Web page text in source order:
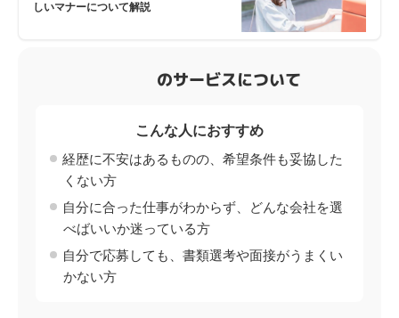
しいマナーについて解説
のサービスについて
こんな人におすすめ
経歴に不安はあるものの、希望条件も妥協した
くない方
自分に合った仕事がわからず、どんな会社を選
べばいいか迷っている方
自分で応募しても、書類選考や面接がうまくい
かない方